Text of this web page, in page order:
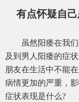
有点怀疑自
虽然阳痿在我
及到男人阳痿的症
朋友在生活中不能
病情更加的严重，
症状表现是什么?